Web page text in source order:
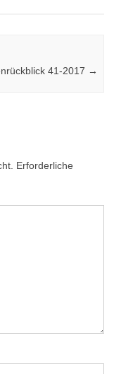
41-2017 →
Erforderliche